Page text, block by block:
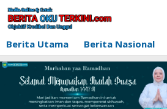
Lewati
ke
konten
Berita Utama
Berita Nasional